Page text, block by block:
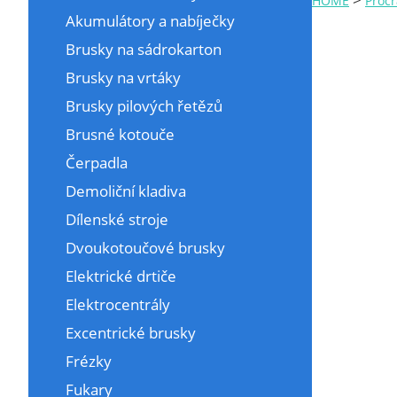
Akumulátory a nabíječky
Brusky na sádrokarton
Brusky na vrtáky
Brusky pilových řetězů
Brusné kotouče
Čerpadla
Demoliční kladiva
Dílenské stroje
Dvoukotoučové brusky
Elektrické drtiče
Elektrocentrály
Excentrické brusky
Frézky
Fukary